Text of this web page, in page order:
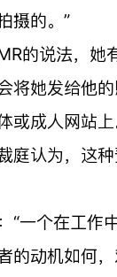
摄的。”
的说法，她
将她发给他的
或成人网站上
庭认为，这
“一个在工作
的动机如何